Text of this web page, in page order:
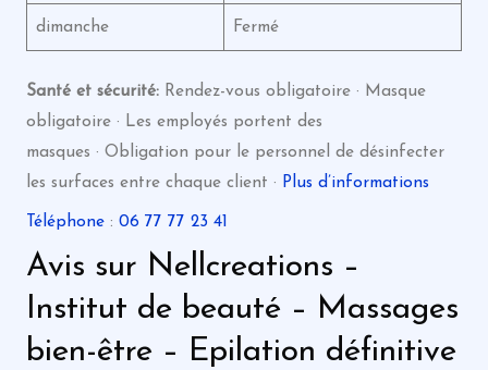
dimanche Fermé
Santé et sécurité: Rendez-vous obligatoire · Masque
obligatoire · Les employés portent des
masques · Obligation pour le personnel de désinfecter
les surfaces entre chaque client · Plus d’informations
Téléphone: 06 77 77 23 41
Avis sur Nellcreations –
Institut de beauté – Massages
bien-être – Epilation définitive